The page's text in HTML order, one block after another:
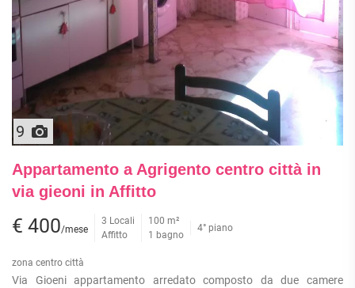
9
Appartamento a Agrigento centro città in
via gieoni in Affitto
€ 400/mese
3 Locali
Affitto
100 m²
1 bagno
4° piano
zona centro città
Via Gioeni appartamento arredato composto da due camere